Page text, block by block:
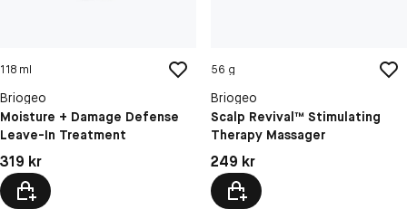
118 ml
Briogeo
Moisture + Damage Defense
Leave-In Treatment
Pris: 319 kr
319 kr
56 g
Briogeo
Scalp Revival™ Stimulating
Therapy Massager
Pris: 249 kr
249 kr